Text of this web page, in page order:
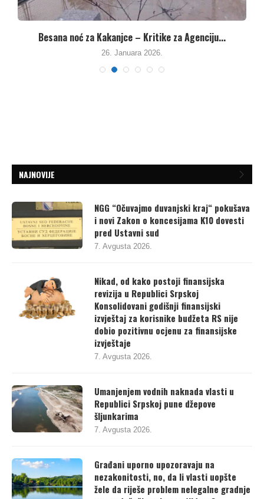
Besana noć za Kakanjce – Kritike za Agenciju...
26. Januara 2026.
NAJNOVIJE
NGG “Očuvajmo duvanjski kraj“ pokušava
i novi Zakon o koncesijama K10 dovesti
pred Ustavni sud
7. Avgusta 2026.
Nikad, od kako postoji finansijska
revizija u Republici Srpskoj
Konsolidovani godišnji finansijski
izvještaj za korisnike budžeta RS nije
dobio pozitivnu ocjenu za finansijske
izvještaje
7. Avgusta 2026.
Umanjenjem vodnih naknada vlasti u
Republici Srpskoj pune džepove
šljunkarima
7. Avgusta 2026.
Građani uporno upozoravaju na
nezakonitosti, no, da li vlasti uopšte
žele da riješe problem nelegalne gradnje